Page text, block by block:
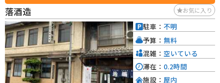
落酒造 お気に入り
駐車： 不明
予算： 無料
混雑： 空いている
滞在： 0.2時間
施設： 屋内